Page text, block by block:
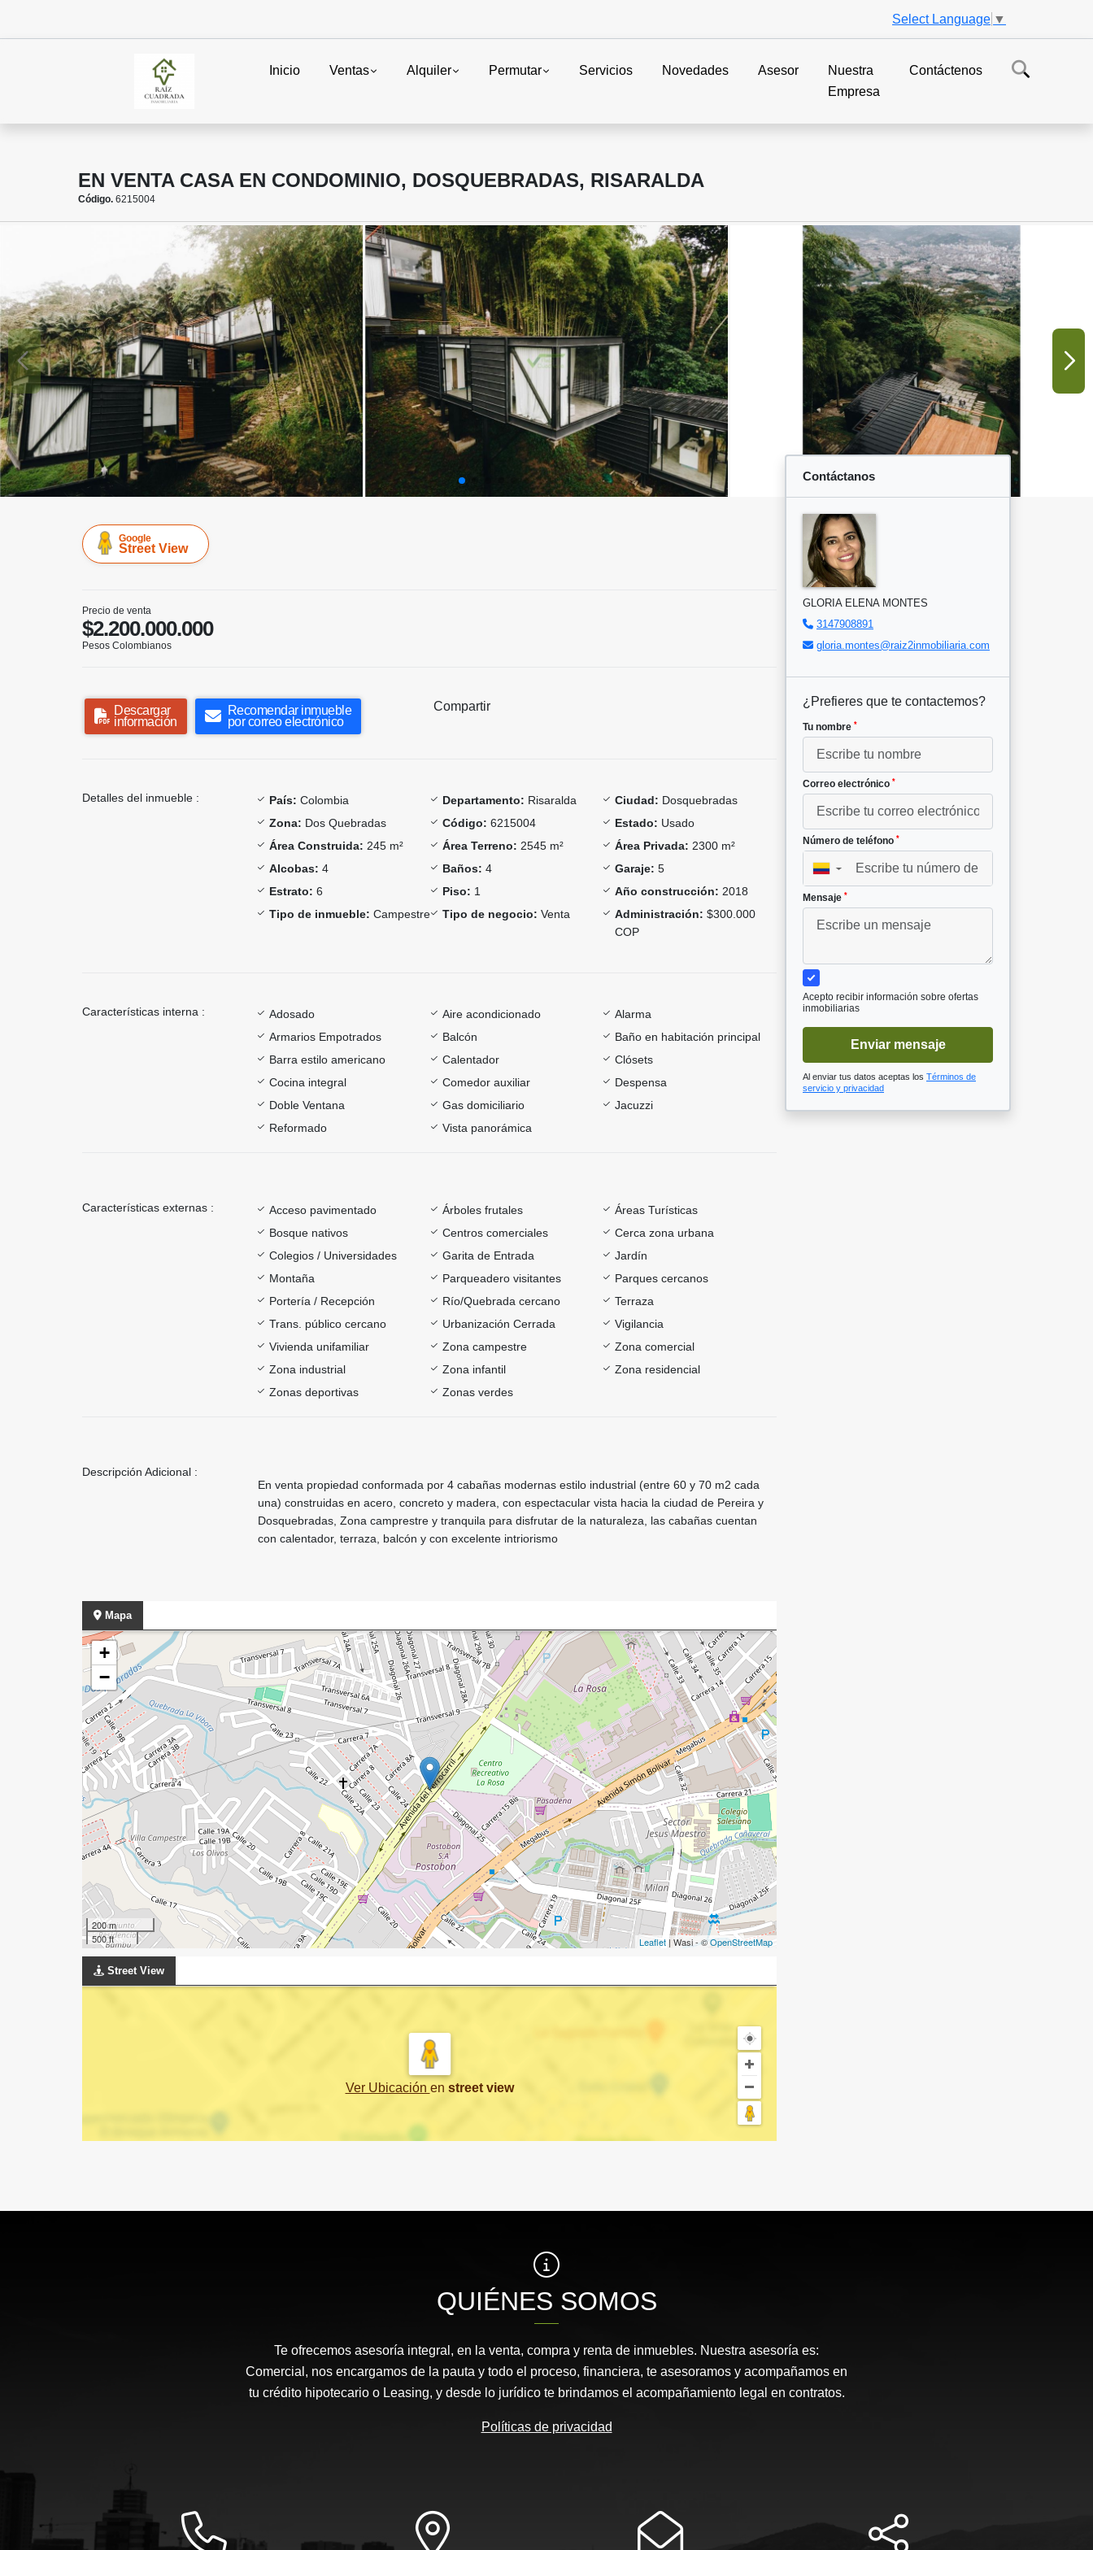
Select Language ▼
Inicio Ventas Alquiler Permutar Servicios Novedades Asesor
Nuestra
Empresa
Contáctenos
EN VENTA CASA EN CONDOMINIO, DOSQUEBRADAS, RISARALDA
Código. 6215004
Google
Street View
Precio de venta
$2.200.000.000
Pesos Colombianos
Descargar
información
Recomendar inmueble
por correo electrónico
Compartir
Detalles del inmueble : País: Colombia Departamento: Risaralda Ciudad: Dosquebradas
Zona: Dos Quebradas Código: 6215004 Estado: Usado
Área Construida: 245 m² Área Terreno: 2545 m² Área Privada: 2300 m²
Alcobas: 4 Baños: 4 Garaje: 5
Estrato: 6 Piso: 1 Año construcción: 2018
Tipo de inmueble: Campestre Tipo de negocio: Venta Administración: $300.000
COP
Características interna : Adosado Aire acondicionado
Alarma
Armarios Empotrados
Balcón
Baño en habitación principal
Barra estilo americano
Calentador
Clósets
Cocina integral
Comedor auxiliar
Despensa
Doble Ventana
Gas domiciliario
Jacuzzi
Reformado
Vista panorámica
Características externas : Acceso pavimentado Árboles frutales
Áreas Turísticas
Bosque nativos
Centros comerciales
Cerca zona urbana
Colegios / Universidades
Garita de Entrada
Jardín
Montaña
Parqueadero visitantes
Parques cercanos
Portería / Recepción
Río/Quebrada cercano
Terraza
Trans. público cercano
Urbanización Cerrada
Vigilancia
Vivienda unifamiliar
Zona campestre
Zona comercial
Zona industrial
Zona infantil
Zona residencial
Zonas deportivas
Zonas verdes
Descripción Adicional :
En venta propiedad conformada por 4 cabañas modernas estilo industrial (entre 60 y 70 m2 cada
una) construidas en acero, concreto y madera, con espectacular vista hacia la ciudad de Pereira y
Dosquebradas, Zona camprestre y tranquila para disfrutar de la naturaleza, las cabañas cuentan
con calentador, terraza, balcón y con excelente intriorismo
Mapa
+
−
200 m
500 ft
Leaflet| Wasi - ©OpenStreetMap
Street View
Ver Ubicación en street view
Contáctanos
GLORIA ELENA MONTES
3147908891
gloria.montes@raiz2inmobiliaria.com
¿Prefieres que te contactemos?
Tu nombre *
Correo electrónico *
Número de teléfono *
▼
Mensaje *
Acepto recibir información sobre ofertas
inmobiliarias
Enviar mensaje
Al enviar tus datos aceptas los Términos de
servicio y privacidad
QUIÉNES SOMOS
Te ofrecemos asesoría integral, en la venta, compra y renta de inmuebles. Nuestra asesoría es:
Comercial, nos encargamos de la pauta y todo el proceso, financiera, te asesoramos y acompañamos en
tu crédito hipotecario o Leasing, y desde lo jurídico te brindamos el acompañamiento legal en contratos.
Políticas de privacidad